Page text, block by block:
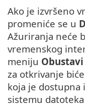
Ako je izvršeno
promeniće se u
Ažuriranja neće
vremenskog
meniju
za otkrivanje
koja je dostupna
sistemu